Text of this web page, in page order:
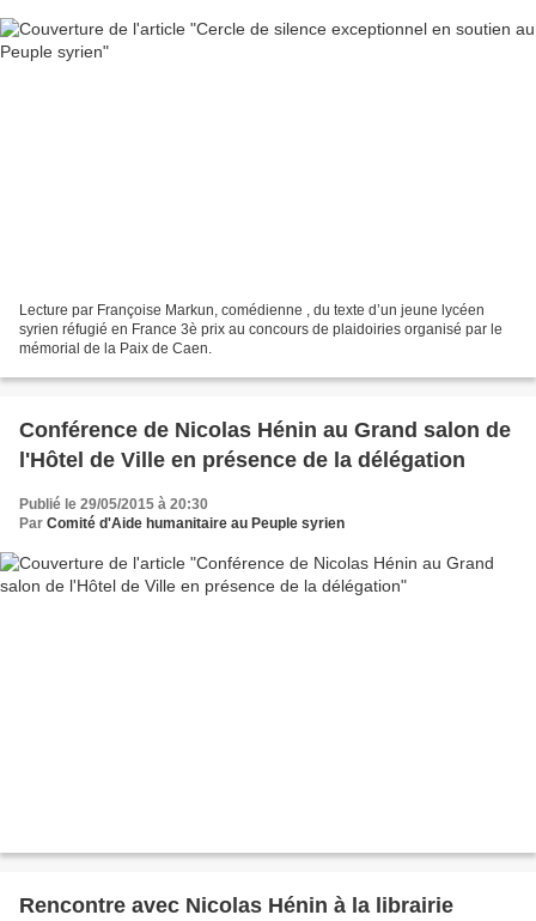
Lecture par Françoise Markun, comédienne , du texte d’un jeune lycéen
syrien réfugié en France 3è prix au concours de plaidoiries organisé par le
mémorial de la Paix de Caen.
Conférence de Nicolas Hénin au Grand salon de
l'Hôtel de Ville en présence de la délégation
Publié le 29/05/2015 à 20:30
Par Comité d'Aide humanitaire au Peuple syrien
Rencontre avec Nicolas Hénin à la librairie